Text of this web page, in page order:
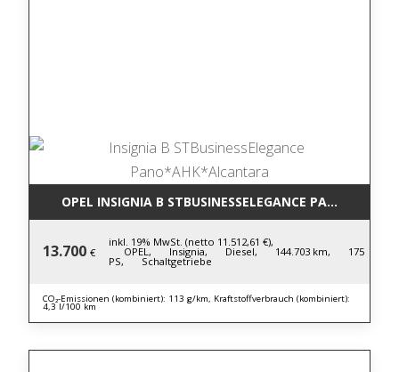
OPEL INSIGNIA B STBUSINESSELEGANCE
13.700 €
inkl. 19% MwSt. (netto 11.512,61 €),
OPEL, Insignia, Diesel, 144.703 km, 175
PS, Schaltgetriebe
CO₂-Emissionen (kombiniert): 113 g/km, Kraftstoffverbrauch (kombiniert):
4,3 l/100 km